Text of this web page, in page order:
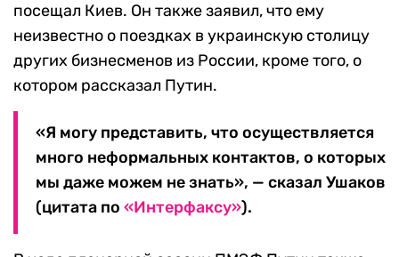
посещал Киев. Он также заявил, что ему
неизвестно о поездках в украинскую столицу
других бизнесменов из России, кроме того, о
котором рассказал Путин.
«Я могу представить, что осуществляется
много неформальных контактов, о которых
мы даже можем не знать», — сказал Ушаков
(цитата по «Интерфаксу»).